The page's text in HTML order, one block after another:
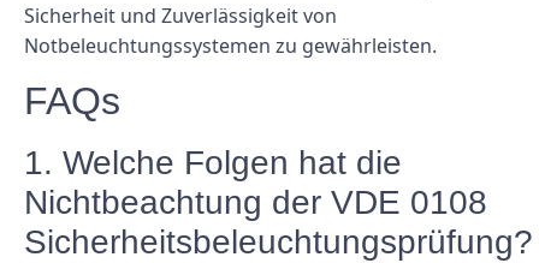
Sicherheit und Zuverlässigkeit von
Notbeleuchtungssystemen zu gewährleisten.
FAQs
1. Welche Folgen hat die
Nichtbeachtung der VDE 0108
Sicherheitsbeleuchtungsprüfung?